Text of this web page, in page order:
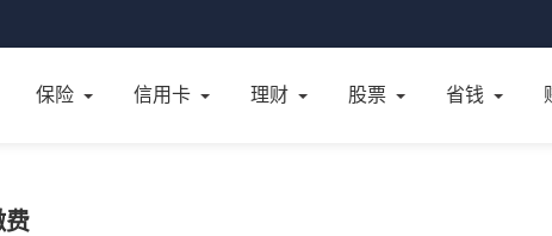
保险 信用卡 理财 股票 省钱
费